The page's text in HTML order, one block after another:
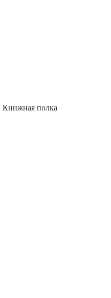
Книжная полка